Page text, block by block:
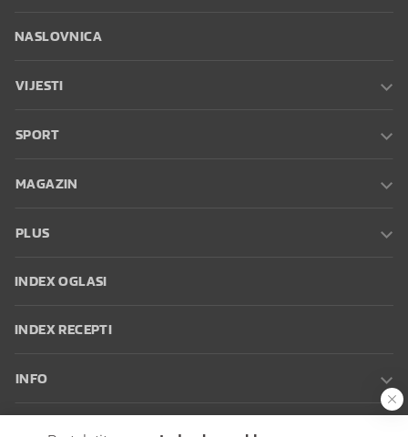
NASLOVNICA
VIJESTI
SPORT
MAGAZIN
PLUS
INDEX OGLASI
INDEX RECEPTI
INFO